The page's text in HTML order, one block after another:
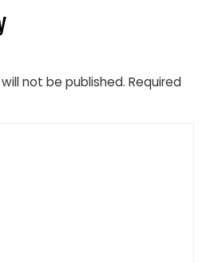
not be published. Required